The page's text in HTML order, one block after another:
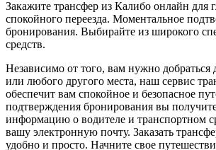
Закажите трансфер из Калибо онлайн для
спокойного переезда. Моментальное
бронирования. Выбирайте из широкого
средств.
Независимо от того, вам нужно добраться
или любого другого места, наш сервис
обеспечит вам спокойное и безопасное
подтверждения бронирования вы
информацию о водителе и транспортном
вашу электронную почту. Заказать
удобно и просто. Начните свое